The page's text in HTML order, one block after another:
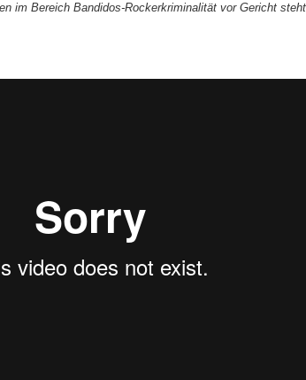
im Bereich Bandidos-Rockerkriminalität vor Gericht